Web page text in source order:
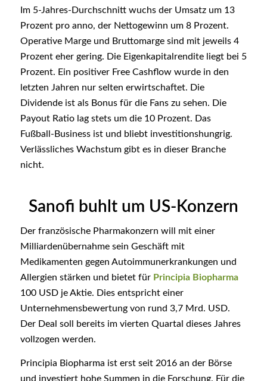
Im 5-Jahres-Durchschnitt wuchs der Umsatz um 13
Prozent pro anno, der Nettogewinn um 8 Prozent.
Operative Marge und Bruttomarge sind mit jeweils 4
Prozent eher gering. Die Eigenkapitalrendite liegt bei 5
Prozent. Ein positiver Free Cashflow wurde in den
letzten Jahren nur selten erwirtschaftet. Die
Dividende ist als Bonus für die Fans zu sehen. Die
Payout Ratio lag stets um die 10 Prozent. Das
Fußball-Business ist und bliebt investitionshungrig.
Verlässliches Wachstum gibt es in dieser Branche
nicht.
Sanofi buhlt um US-Konzern
Der französische Pharmakonzern will mit einer
Milliardenübernahme sein Geschäft mit
Medikamenten gegen Autoimmunerkrankungen und
Allergien stärken und bietet für Principia Biopharma
100 USD je Aktie. Dies entspricht einer
Unternehmensbewertung von rund 3,7 Mrd. USD.
Der Deal soll bereits im vierten Quartal dieses Jahres
vollzogen werden.
Principia Biopharma ist erst seit 2016 an der Börse
und investiert hohe Summen in die Forschung. Für die